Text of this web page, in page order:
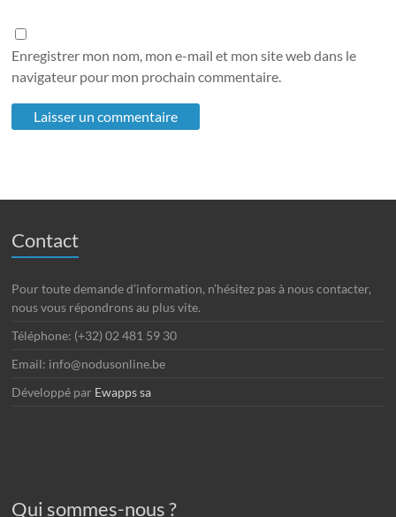
Enregistrer mon nom, mon e-mail et mon site web dans le
navigateur pour mon prochain commentaire.
Contact
Pour toute demande d’information, n’hésitez pas à nous contacter,
nous vous répondrons au plus vite.
Téléphone: (+32) 02 481 59 30
Email: info@nodusonline.be
Développé par Ewapps sa
Qui sommes-nous ?